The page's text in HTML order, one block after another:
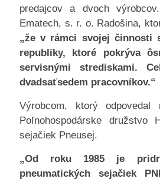
predajcov a dvoch
Ematech, s. r. o. Radošina,
„že v rámci svojej činnosti
republiky, ktoré pokrýva
servisnými strediskami.
dvadsaťsedem pracovníkov.“
Výrobcom, ktorý
Poľnohospodárske
sejačiek Pneusej.
„Od roku 1985 je
pneumatických sejačiek